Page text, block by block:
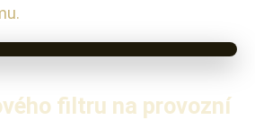
filtru na provozní